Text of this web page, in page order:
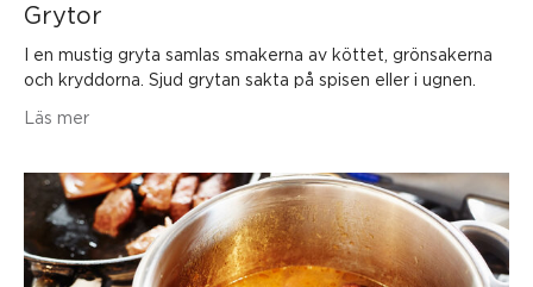
Grytor
I en mustig gryta samlas smakerna av köttet, grönsakerna
och kryddorna. Sjud grytan sakta på spisen eller i ugnen.
Läs mer